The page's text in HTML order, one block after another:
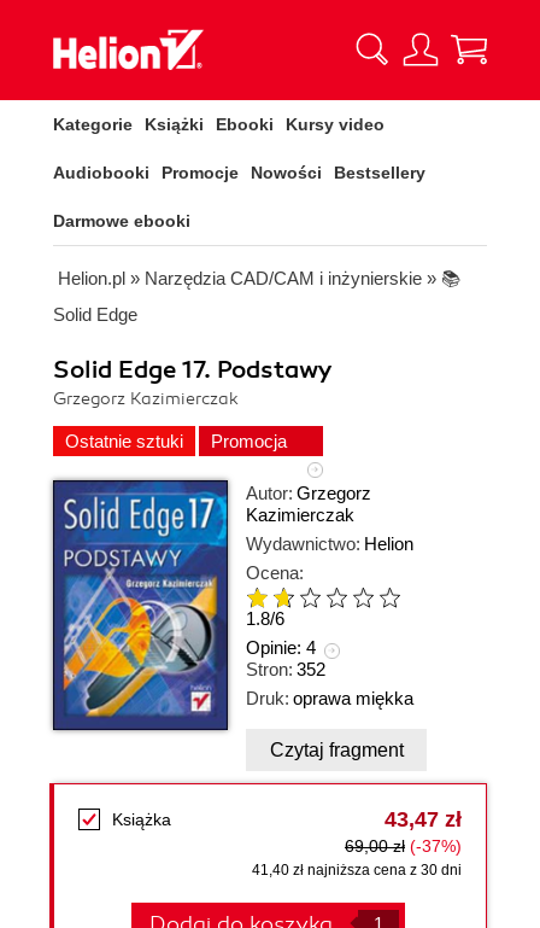
Kategorie Książki Ebooki Kursy video
Audiobooki Promocje Nowości Bestsellery
Darmowe ebooki
Helion.pl » Narzędzia CAD/CAM i inżynierskie » 📚
Solid Edge
Solid Edge 17. Podstawy
Grzegorz Kazimierczak
Ostatnie sztuki Promocja
Autor: Grzegorz
Kazimierczak
Wydawnictwo: Helion
Ocena:
1.8/6
Opinie: 4
Stron: 352
Druk: oprawa miękka
Czytaj fragment
Książka 43,47 zł
69,00 zł (-37%)
41,40 zł najniższa cena z 30 dni